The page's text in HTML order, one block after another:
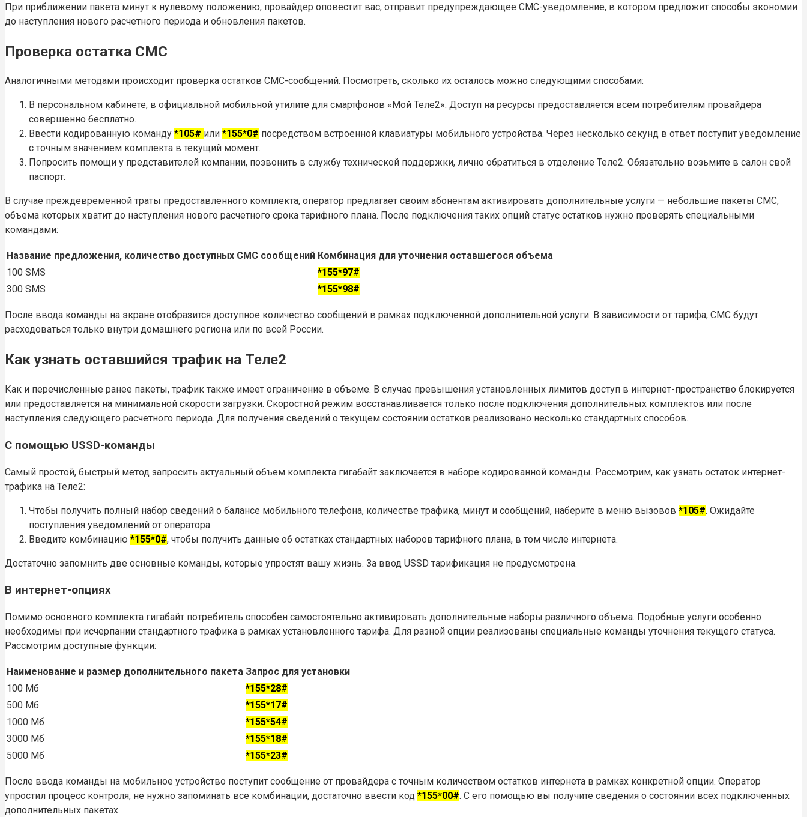
При приближении пакета минут к нулевому положению, провайдер оповестит вас, отправит предупреждающее СМС-уведомление, в котором предложит способы экономии
до наступления нового расчетного периода и обновления пакетов.
Проверка остатка СМС
Аналогичными методами происходит проверка остатков СМС-сообщений. Посмотреть, сколько их осталось можно следующими способами:
В персональном кабинете, в официальной мобильной утилите для смартфонов «Мой Теле2». Доступ на ресурсы предоставляется всем потребителям провайдера
совершенно бесплатно.
Ввести кодированную команду *105# или *155*0# посредством встроенной клавиатуры мобильного устройства. Через несколько секунд в ответ поступит уведомление
с точным значением комплекта в текущий момент.
Попросить помощи у представителей компании, позвонить в службу технической поддержки, лично обратиться в отделение Теле2. Обязательно возьмите в салон свой
паспорт.
В случае преждевременной траты предоставленного комплекта, оператор предлагает своим абонентам активировать дополнительные услуги — небольшие пакеты СМС,
объема которых хватит до наступления нового расчетного срока тарифного плана. После подключения таких опций статус остатков нужно проверять специальными
командами:
Название предложения, количество доступных СМС сообщений Комбинация для уточнения оставшегося объема
100 SMS
*155*97#
300 SMS
*155*98#
После ввода команды на экране отобразится доступное количество сообщений в рамках подключенной дополнительной услуги. В зависимости от тарифа, СМС будут
расходоваться только внутри домашнего региона или по всей России.
Как узнать оставшийся трафик на Теле2
Как и перечисленные ранее пакеты, трафик также имеет ограничение в объеме. В случае превышения установленных лимитов доступ в интернет-пространство блокируется
или предоставляется на минимальной скорости загрузки. Скоростной режим восстанавливается только после подключения дополнительных комплектов или после
наступления следующего расчетного периода. Для получения сведений о текущем состоянии остатков реализовано несколько стандартных способов.
С помощью USSD-команды
Самый простой, быстрый метод запросить актуальный объем комплекта гигабайт заключается в наборе кодированной команды. Рассмотрим, как узнать остаток интернет-
трафика на Теле2:
Чтобы получить полный набор сведений о балансе мобильного телефона, количестве трафика, минут и сообщений, наберите в меню вызовов *105#. Ожидайте
поступления уведомлений от оператора.
Введите комбинацию *155*0#, чтобы получить данные об остатках стандартных наборов тарифного плана, в том числе интернета.
Достаточно запомнить две основные команды, которые упростят вашу жизнь. За ввод USSD тарификация не предусмотрена.
В интернет-опциях
Помимо основного комплекта гигабайт потребитель способен самостоятельно активировать дополнительные наборы различного объема. Подобные услуги особенно
необходимы при исчерпании стандартного трафика в рамках установленного тарифа. Для разной опции реализованы специальные команды уточнения текущего статуса.
Рассмотрим доступные функции:
Наименование и размер дополнительного пакета Запрос для установки
100 Мб
*155*28#
500 Мб
*155*17#
1000 Мб
*155*54#
3000 Мб
*155*18#
5000 Мб
*155*23#
После ввода команды на мобильное устройство поступит сообщение от провайдера с точным количеством остатков интернета в рамках конкретной опции. Оператор
упростил процесс контроля, не нужно запоминать все комбинации, достаточно ввести код *155*00#. С его помощью вы получите сведения о состоянии всех подключенных
дополнительных пакетах.